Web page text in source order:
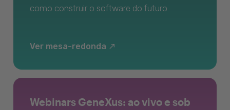
como construir o software do futuro.
Ver mesa-redonda
Webinars GeneXus: ao vivo e sob